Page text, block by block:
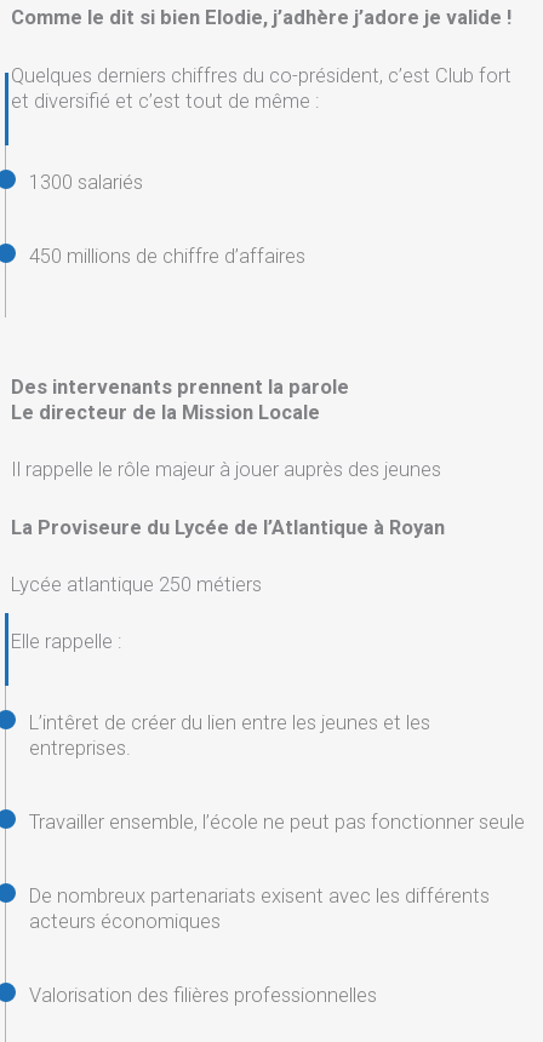
Comme le dit si bien Elodie, j’adhère j’adore je valide !
Quelques derniers chiffres du co-président, c’est Club fort
et diversifié et c’est tout de même :
1300 salariés
450 millions de chiffre d’affaires
Des intervenants prennent la parole
Le directeur de la Mission Locale
Il rappelle le rôle majeur à jouer auprès des jeunes
La Proviseure du Lycée de l’Atlantique à Royan
Lycée atlantique 250 métiers
Elle rappelle :
L’intêret de créer du lien entre les jeunes et les
entreprises.
Travailler ensemble, l’école ne peut pas fonctionner seule
De nombreux partenariats exisent avec les différents
acteurs économiques
Valorisation des filières professionnelles